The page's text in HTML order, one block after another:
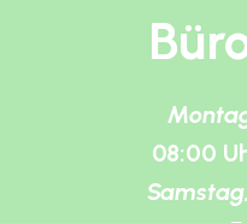
08:00